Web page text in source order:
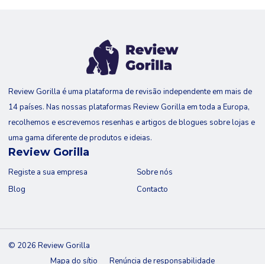
Review Gorilla é uma plataforma de revisão independente em mais de
14 países. Nas nossas plataformas Review Gorilla em toda a Europa,
recolhemos e escrevemos resenhas e artigos de blogues sobre lojas e
uma gama diferente de produtos e ideias.
Review Gorilla
Registe a sua empresa
Blog
Sobre nós
Contacto
© 2026 Review Gorilla
Mapa do sítio
Renúncia de responsabilidade